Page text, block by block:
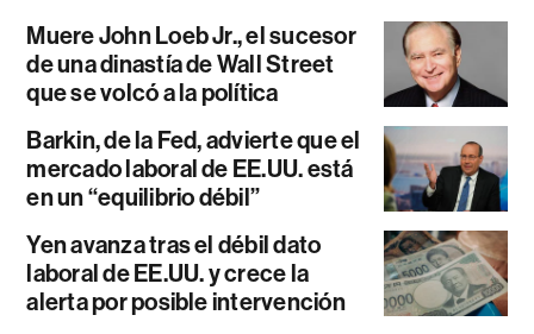
Muere John Loeb Jr., el sucesor
de una dinastía de Wall Street
que se volcó a la política
Barkin, de la Fed, advierte que el
mercado laboral de EE.UU. está
en un “equilibrio débil”
Yen avanza tras el débil dato
laboral de EE.UU. y crece la
alerta por posible intervención